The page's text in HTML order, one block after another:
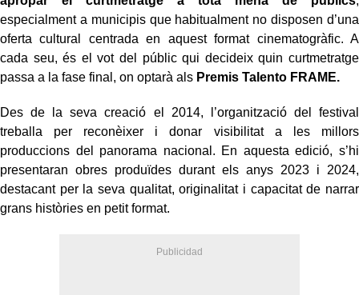
especialment a municipis que habitualment no disposen d’una
oferta cultural centrada en aquest format cinematogràfic. A
cada seu, és el vot del públic qui decideix quin curtmetratge
passa a la fase final, on optarà als Premis Talento FRAME.
Des de la seva creació el 2014, l’organització del festival
treballa per reconèixer i donar visibilitat a les millors
produccions del panorama nacional. En aquesta edició, s’hi
presentaran obres produïdes durant els anys 2023 i 2024,
destacant per la seva qualitat, originalitat i capacitat de narrar
grans històries en petit format.